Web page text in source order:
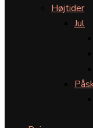
Højtider
Jul